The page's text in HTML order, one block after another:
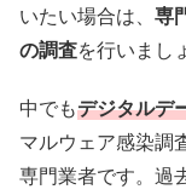
いたい場合は、 専
の調査を行いまし
中でもデジタルデ
マルウェア感染調
専門業者です。過